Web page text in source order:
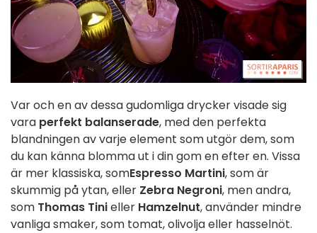
Var och en av dessa gudomliga drycker visade sig
vara perfekt balanserade, med den perfekta
blandningen av varje element som utgör dem, som
du kan känna blomma ut i din gom en efter en. Vissa
är mer klassiska, somEspresso Martini, som är
skummig på ytan, eller Zebra Negroni, men andra,
som Thomas Tinieller Hamzelnut, använder mindre
vanliga smaker, som tomat, olivolja eller hasselnöt.